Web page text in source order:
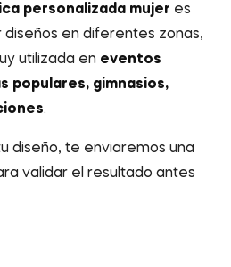
personalizada mujer es
en diferentes zonas,
utilizada en eventos
populares, gimnasios,
.
diseño, te enviaremos una
validar el resultado antes